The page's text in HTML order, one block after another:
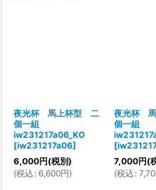
夜光杯 馬上杯型 二
個一組
iw231217a06_KO
[iw231217a06]
6,000円(税別)
(税込 : 6,600円)
夜光杯
個一組
[
7,000円(
(税込 :